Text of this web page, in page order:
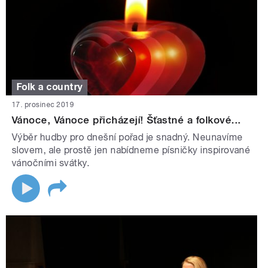
Folk a country
17. prosinec 2019
Vánoce, Vánoce přicházejí! Šťastné a folkové...
Výběr hudby pro dnešní pořad je snadný. Neunavíme
slovem, ale prostě jen nabídneme písničky inspirované
vánočními svátky.